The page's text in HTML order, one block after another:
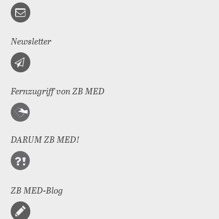
Newsletter
Fernzugriff von ZB MED
DARUM ZB MED!
ZB MED-Blog